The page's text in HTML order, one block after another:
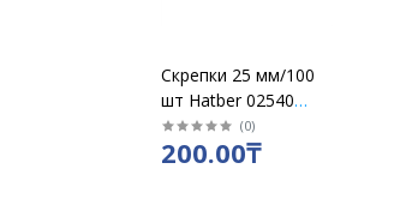
Скрепки 25 мм/100
шт Hatber 02540
треугольные с
отогнутым носиком/
(0)
200.00₸